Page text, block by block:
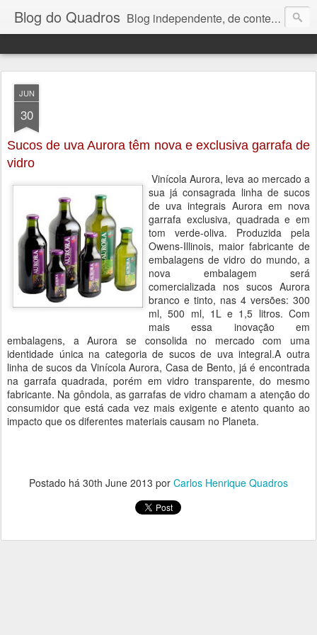
Blog do Quadros Blog independente, de conteúdo noticioso, com foco em economia, negócios, política e atualidades. e-mail do editor: chquadros2@gmail.com
JUN
30
Sucos de uva Aurora têm nova e exclusiva garrafa de
vidro
Vinícola Aurora, leva ao mercado a
sua já consagrada linha de sucos
de uva integrais Aurora em nova
garrafa exclusiva, quadrada e em
tom verde-oliva. Produzida pela
Owens-Illinois, maior fabricante de
embalagens de vidro do mundo, a
nova embalagem será
comercializada nos sucos Aurora
branco e tinto, nas 4 versões: 300
ml, 500 ml, 1L e 1,5 litros. Com
mais essa inovação em
embalagens, a Aurora se consolida no mercado com uma
identidade única na categoria de sucos de uva integral.A outra
linha de sucos da Vinícola Aurora, Casa de Bento, já é encontrada
na garrafa quadrada, porém em vidro transparente, do mesmo
fabricante. Na gôndola, as garrafas de vidro chamam a atenção do
consumidor que está cada vez mais exigente e atento quanto ao
impacto que os diferentes materiais causam no Planeta.
Postado há 30th June 2013 por Carlos Henrique Quadros